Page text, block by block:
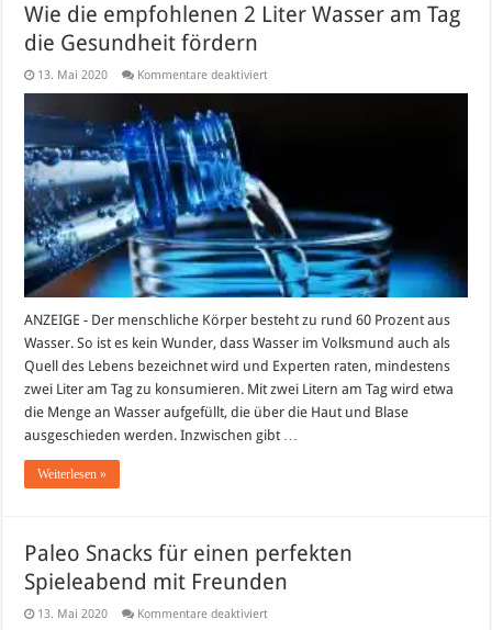
Wie die empfohlenen 2 Liter Wasser am Tag
die Gesundheit fördern
13. Mai 2020 Kommentare deaktiviertfür
Tag
die
Gesundheit
fördern
ANZEIGE - Der menschliche Körper besteht zu rund 60 Prozent aus
Wasser. So ist es kein Wunder, dass Wasser im Volksmund auch als
Quell des Lebens bezeichnet wird und Experten raten, mindestens
zwei Liter am Tag zu konsumieren. Mit zwei Litern am Tag wird etwa
die Menge an Wasser aufgefüllt, die über die Haut und Blase
ausgeschieden werden. Inzwischen gibt …
Weiterlesen »
Paleo Snacks für einen perfekten
Spieleabend mit Freunden
13. Mai 2020 Kommentare deaktiviertfür